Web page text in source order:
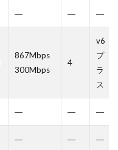
― ― ―
867Mbps
300Mbps
4
v6
プ
ラ
ス
― ― ―
― ― ―